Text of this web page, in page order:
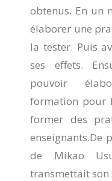
obtenus. En un
élaborer une
la tester. Puis
ses effets.
pouvoir
formation pour
former des
enseignants.De
de Mikao
transmettait son